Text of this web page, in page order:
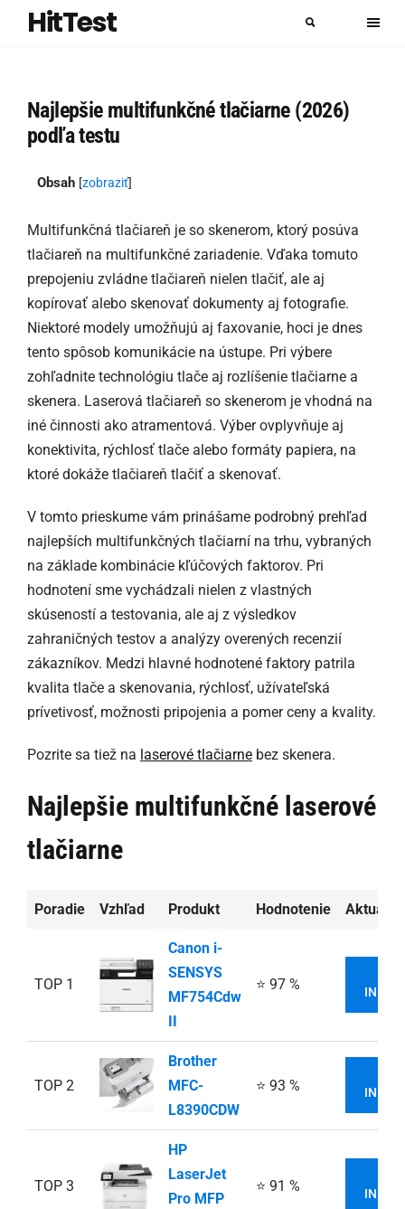
HitTest
Najlepšie multifunkčné tlačiarne (2026)
podľa testu
Obsah [zobraziť]
Multifunkčná tlačiareň je so skenerom, ktorý posúva
tlačiareň na multifunkčné zariadenie. Vďaka tomuto
prepojeniu zvládne tlačiareň nielen tlačiť, ale aj
kopírovať alebo skenovať dokumenty aj fotografie.
Niektoré modely umožňujú aj faxovanie, hoci je dnes
tento spôsob komunikácie na ústupe. Pri výbere
zohľadnite technológiu tlače aj rozlíšenie tlačiarne a
skenera. Laserová tlačiareň so skenerom je vhodná na
iné činnosti ako atramentová. Výber ovplyvňuje aj
konektivita, rýchlosť tlače alebo formáty papiera, na
ktoré dokáže tlačiareň tlačiť a skenovať.
V tomto prieskume vám prinášame podrobný prehľad
najlepších multifunkčných tlačiarní na trhu, vybraných
na základe kombinácie kľúčových faktorov. Pri
hodnotení sme vychádzali nielen z vlastných
skúseností a testovania, ale aj z výsledkov
zahraničných testov a analýzy overených recenzií
zákazníkov. Medzi hlavné hodnotené faktory patrila
kvalita tlače a skenovania, rýchlosť, užívateľská
prívetivosť, možnosti pripojenia a pomer ceny a kvality.
Pozrite sa tiež na laserové tlačiarne bez skenera.
Najlepšie multifunkčné laserové
tlačiarne
Poradie Vzhľad Produkt Hodnotenie
TOP 1
Canon i-
SENSYS
MF754Cdw
⭐ 97 %
TOP 2
Brother
MFC-
L8390CDW
⭐ 93 %
TOP 3
HP
LaserJet
Pro MFP
⭐ 91 %